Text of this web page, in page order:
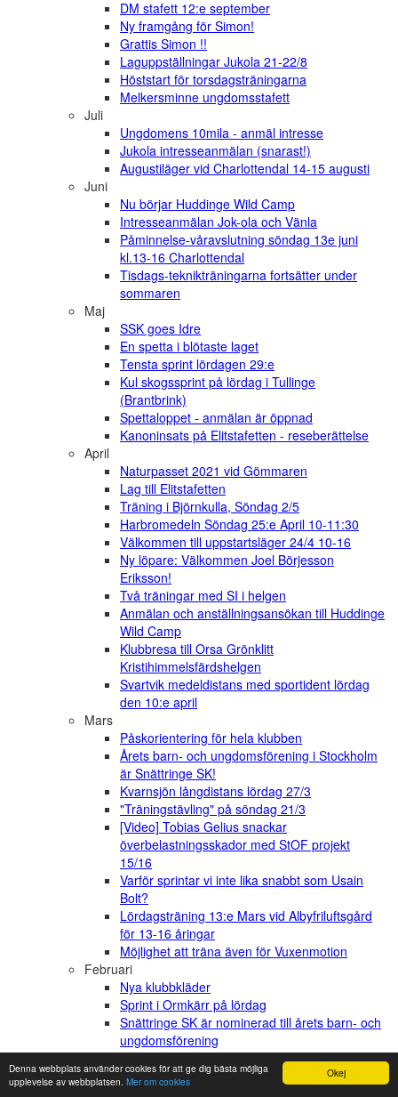
Okej
Denna webbplats använder cookies för att ge dig bästa möjliga
upplevelse av webbplatsen. Mer om cookies
DM stafett 12:e september
Ny framgång för Simon!
Grattis Simon !!
Laguppställningar Jukola 21-22/8
Höststart för torsdagsträningarna
Melkersminne ungdomsstafett
Juli
Ungdomens 10mila - anmäl intresse
Jukola intresseanmälan (snarast!)
Augustiläger vid Charlottendal 14-15 augusti
Juni
Nu börjar Huddinge Wild Camp
Intresseanmälan Jok-ola och Vänla
Påminnelse-våravslutning söndag 13e juni
kl.13-16 Charlottendal
Tisdags-teknikträningarna fortsätter under
sommaren
Maj
SSK goes Idre
En spetta i blötaste laget
Tensta sprint lördagen 29:e
Kul skogssprint på lördag i Tullinge
(Brantbrink)
Spettaloppet - anmälan är öppnad
Kanoninsats på Elitstafetten - reseberättelse
April
Naturpasset 2021 vid Gömmaren
Lag till Elitstafetten
Träning i Björnkulla, Söndag 2/5
Harbromedeln Söndag 25:e April 10-11:30
Välkommen till uppstartsläger 24/4 10-16
Ny löpare: Välkommen Joel Börjesson
Eriksson!
Två träningar med SI i helgen
Anmälan och anställningsansökan till Huddinge
Wild Camp
Klubbresa till Orsa Grönklitt
Kristihimmelsfärdshelgen
Svartvik medeldistans med sportident lördag
den 10:e april
Mars
Påskorientering för hela klubben
Årets barn- och ungdomsförening i Stockholm
är Snättringe SK!
Kvarnsjön långdistans lördag 27/3
"Träningstävling" på söndag 21/3
[Video] Tobias Gelius snackar
överbelastningsskador med StOF projekt
15/16
Varför sprintar vi inte lika snabbt som Usain
Bolt?
Lördagsträning 13:e Mars vid Albyfriluftsgård
för 13-16 åringar
Möjlighet att träna även för Vuxenmotion
Februari
Nya klubbkläder
Sprint i Ormkärr på lördag
Snättringe SK är nominerad till årets barn- och
ungdomsförening
Januari
Inför årsmötet